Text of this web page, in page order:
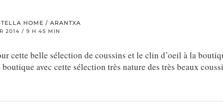
HOME / ARANTXA
2014 / 9 H 45 MIN
cette belle sélection de coussins et le clin d’oeil à la
boutique avec cette sélection très nature des très beaux